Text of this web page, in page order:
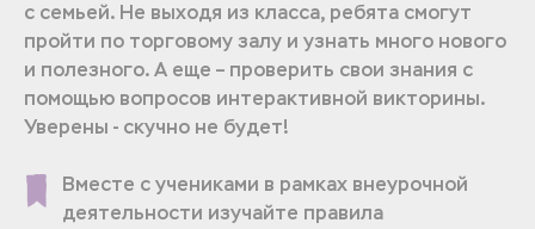
с семьей. Не выходя из класса, ребята смогут
пройти по торговому залу и узнать много нового
и полезного. А еще – проверить свои знания с
помощью вопросов интерактивной викторины.
Уверены - скучно не будет!
Вместе с учениками в рамках внеурочной
деятельности изучайте правила